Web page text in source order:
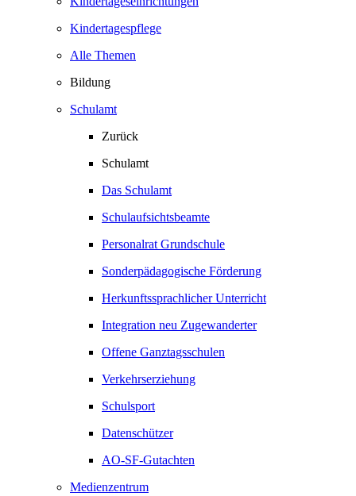
Kindertagespflege
Alle Themen
Bildung
Schulamt
Zurück
Schulamt
Das Schulamt
Schulaufsichtsbeamte
Personalrat Grundschule
Sonderpädagogische Förderung
Herkunftssprachlicher Unterricht
Integration neu Zugewanderter
Offene Ganztagsschulen
Verkehrserziehung
Schulsport
Datenschützer
AO-SF-Gutachten
Medienzentrum